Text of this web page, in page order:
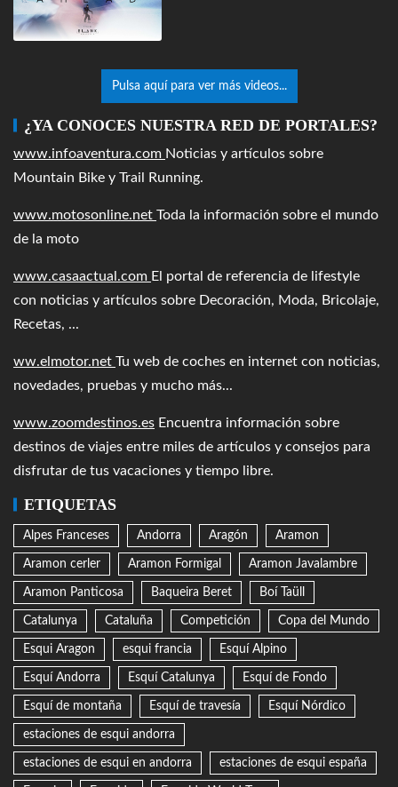
Pulsa aquí para ver más videos...
¿YA CONOCES NUESTRA RED DE PORTALES?
www.infoaventura.com Noticias y artículos sobre
Mountain Bike y Trail Running.
www.motosonline.net Toda la información sobre el mundo
de la moto
www.casaactual.com El portal de referencia de lifestyle
con noticias y artículos sobre Decoración, Moda, Bricolaje,
Recetas, ...
ww.elmotor.net Tu web de coches en internet con noticias,
novedades, pruebas y mucho más...
www.zoomdestinos.es Encuentra información sobre
destinos de viajes entre miles de artículos y consejos para
disfrutar de tus vacaciones y tiempo libre.
ETIQUETAS
Alpes Franceses Andorra Aragón Aramon
Aramon cerler Aramon Formigal Aramon Javalambre
Aramon Panticosa Baqueira Beret Boí Taüll
Catalunya Cataluña Competición Copa del Mundo
Esqui Aragon esqui francia Esquí Alpino
Esquí Andorra Esquí Catalunya Esquí de Fondo
Esquí de montaña Esquí de travesía Esquí Nórdico
estaciones de esqui andorra
estaciones de esqui en andorra estaciones de esqui españa